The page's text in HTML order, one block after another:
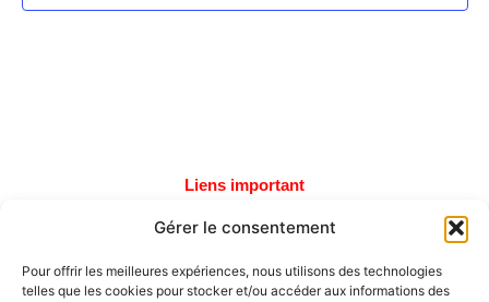
Gérer le consentement
Pour offrir les meilleures expériences, nous utilisons des technologies
telles que les cookies pour stocker et/ou accéder aux informations des
Liens important
Tous les tournois
Soumettre un tournoi